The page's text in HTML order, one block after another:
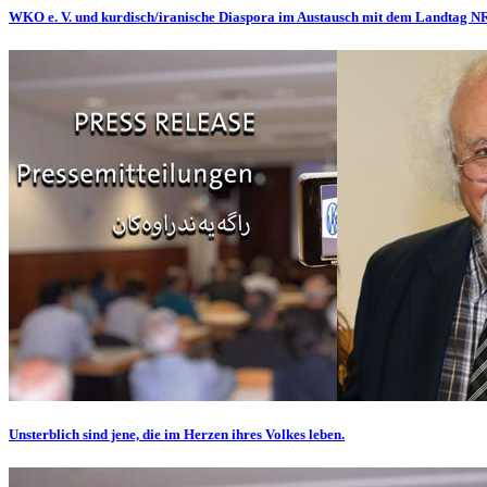
WKO e. V. und kurdisch/iranische Diaspora im Austausch mit dem Landtag
Unsterblich sind jene, die im Herzen ihres Volkes leben.